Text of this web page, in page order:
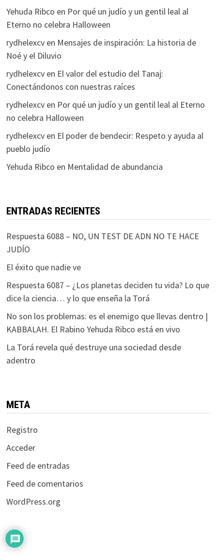
Yehuda Ribco en Por qué un judío y un gentil leal al
Eterno no celebra Halloween
rydhelexcven Mensajes de inspiración: La historia de
Noé y el Diluvio
rydhelexcven El valor del estudio del Tanaj:
Conectándonos con nuestras raíces
rydhelexcven Por qué un judío y un gentil leal al Eterno
no celebra Halloween
rydhelexcven El poder de bendecir: Respeto y ayuda al
pueblo judío
Yehuda Ribco en Mentalidad de abundancia
ENTRADAS RECIENTES
Respuesta 6088 – NO, UN TEST DE ADN NO TE HACE
JUDÍO
El éxito que nadie ve
Respuesta 6087 – ¿Los planetas deciden tu vida? Lo que
dice la ciencia… y lo que enseña la Torá
No son los problemas: es el enemigo que llevas dentro |
KABBALAH. El Rabino Yehuda Ribco está en vivo
La Torá revela qué destruye una sociedad desde
adentro
META
Registro
Acceder
Feed de entradas
Feed de comentarios
WordPress.org